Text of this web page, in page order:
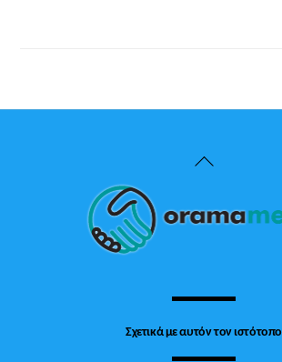
Back
Top
Σχετικά με αυτόν τον ιστότοπο